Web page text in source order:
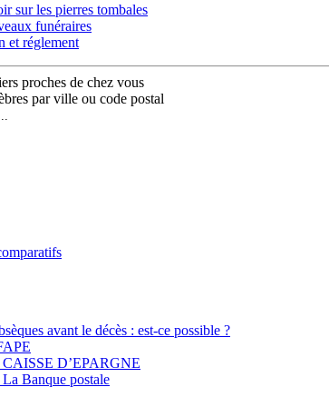
sur les pierres tombales
funéraires
et réglement
proches de chez vous
par ville ou code postal
avant le décès : est-ce possible ?
CAISSE D’EPARGNE
Banque postale